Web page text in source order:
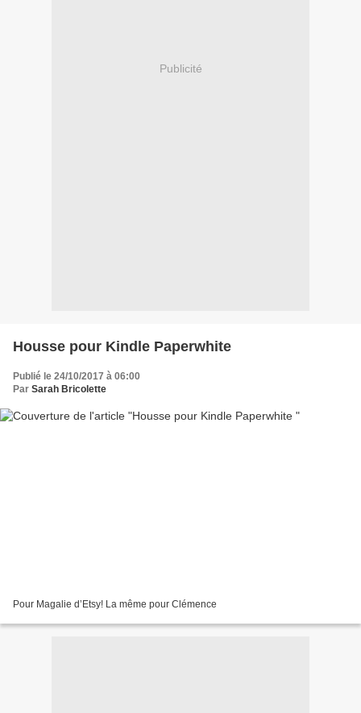
Publicité
Housse pour Kindle Paperwhite
Publié le 24/10/2017 à 06:00
Par Sarah Bricolette
Pour Magalie d’Etsy! La même pour Clémence